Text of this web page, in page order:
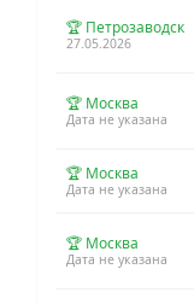
🏆 Петрозаводск
27.05.2026
🏆 Москва
Дата не указана
🏆 Москва
Дата не указана
🏆 Москва
Дата не указана